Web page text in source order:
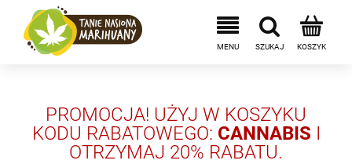
PROMOCJA! UŻYJ W KOSZYKU
KODU RABATOWEGO: CANNABIS I
OTRZYMAJ 20% RABATU.